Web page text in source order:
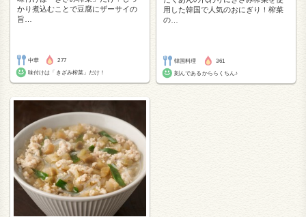
かり煮込むことで豆腐にザーサイの
旨
中華
277
味付けは「きざみ榨菜」だけ！
用した韓国で人気のおにぎり！榨菜
の
韓国料理
361
刻んであるかららくちん♪